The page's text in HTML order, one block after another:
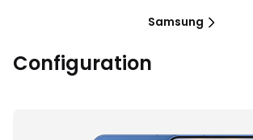
Samsung
Configuration
Images